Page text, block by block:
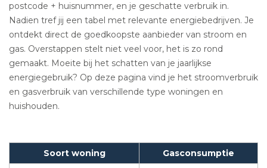
postcode + huisnummer, en je geschatte verbruik in.
Nadien tref jij een tabel met relevante energiebedrijven. Je
ontdekt direct de goedkoopste aanbieder van stroom en
gas. Overstappen stelt niet veel voor, het is zo rond
gemaakt. Moeite bij het schatten van je jaarlijkse
energiegebruik? Op deze pagina vind je het stroomverbruik
en gasverbruik van verschillende type woningen en
huishouden.
Soort woning
Gasconsumptie